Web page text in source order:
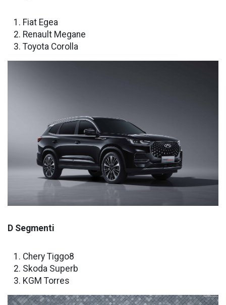
Fiat Egea
Renault Megane
Toyota Corolla
D Segmenti
Chery Tiggo8
Skoda Superb
KGM Torres